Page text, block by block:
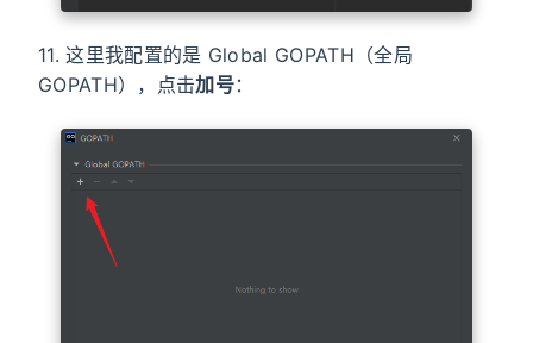
11. 这里我配置的是 Global GOPATH（全局
GOPATH），点击加号：